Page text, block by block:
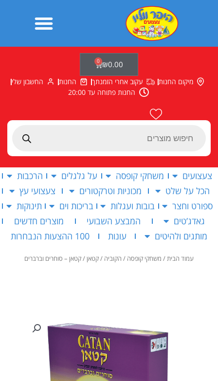
Products
₪0.00
0
עגלת
קניות
מיקום החנות עקוב אחרי הזמנתך החנות
החשבון שלי
החנות פתוחה עד 20:00
צעצועים משחקי קופסה על גלגלים
הרכבות
הכל על שלט
מכוניות וטרקטורים
צעצועי עץ
ספורט וחצר
בובות ועגלות בריכות וים
תינוקות
גאדג’טים
המבצע השבועי
מוצרים חדשים
מותגים ולהיטים
עונות 100 ההצעות הנבחרות
עמוד הבית/ משחקי קופסה / הקוביה /קטאן/ קטאן – סוחרים וברברים